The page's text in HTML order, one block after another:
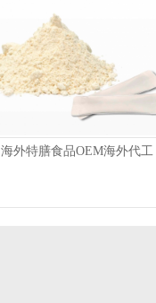
海外特膳食品OEM海外代工